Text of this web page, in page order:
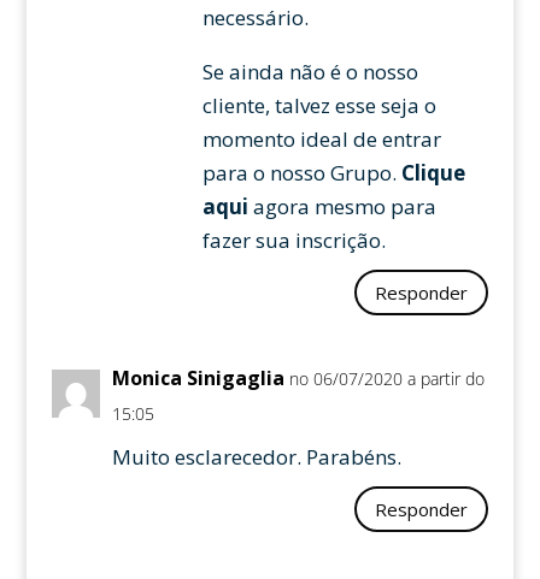
necessário.
Se ainda não é o nosso
cliente, talvez esse seja o
momento ideal de entrar
para o nosso Grupo. Clique
aqui agora mesmo para
fazer sua inscrição.
Responder
Monica Sinigaglia no 06/07/2020 a partir do
15:05
Muito esclarecedor. Parabéns.
Responder